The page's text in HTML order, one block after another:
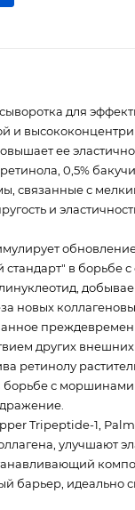
для
и
ее
0,5%
связанные с
и
в борьбе
новых
других внешних
ретинолу
борьбе с
Tripeptide-1,
улучшают
барьер, идеально